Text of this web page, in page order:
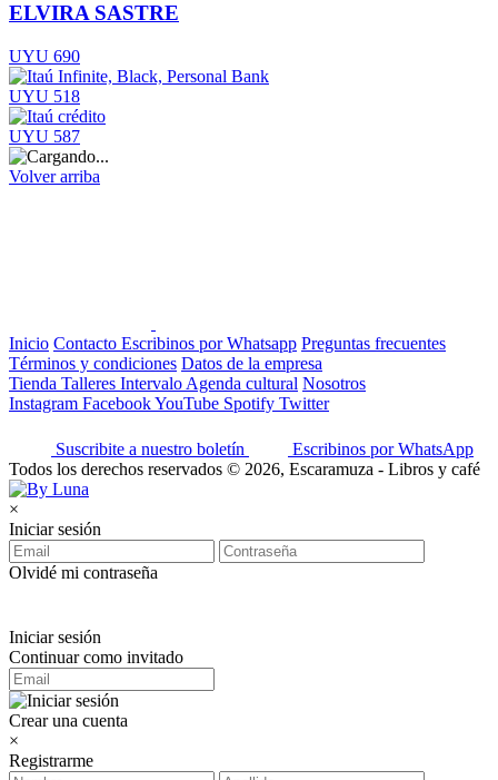
ELVIRA SASTRE
UYU 690
UYU 518
UYU 587
Volver arriba
Inicio Contacto Escribinos por Whatsapp Preguntas frecuentes
Términos y condiciones Datos de la empresa
Tienda Talleres Intervalo Agenda cultural Nosotros
Instagram FacebookYouTube Spotify Twitter
Suscribite a nuestro boletín
Escribinos por WhatsApp
Todos los derechos reservados © 2026, Escaramuza - Libros y café
×
Iniciar sesión
Olvidé mi contraseña
Iniciar sesión
Continuar como invitado
Crear una cuenta
×
Registrarme